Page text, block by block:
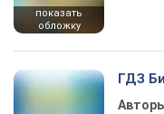
показать
обложку
ГДЗ